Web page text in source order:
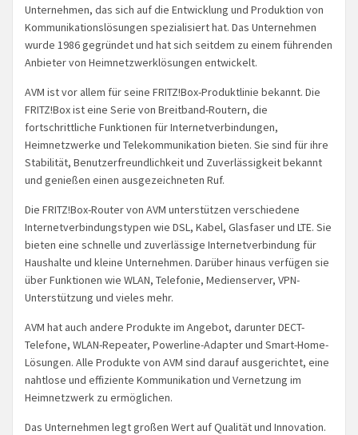
Unternehmen, das sich auf die Entwicklung und Produktion von
Kommunikationslösungen spezialisiert hat. Das Unternehmen
wurde 1986 gegründet und hat sich seitdem zu einem führenden
Anbieter von Heimnetzwerklösungen entwickelt.
AVM ist vor allem für seine FRITZ!Box-Produktlinie bekannt. Die
FRITZ!Box ist eine Serie von Breitband-Routern, die
fortschrittliche Funktionen für Internetverbindungen,
Heimnetzwerke und Telekommunikation bieten. Sie sind für ihre
Stabilität, Benutzerfreundlichkeit und Zuverlässigkeit bekannt
und genießen einen ausgezeichneten Ruf.
Die FRITZ!Box-Router von AVM unterstützen verschiedene
Internetverbindungstypen wie DSL, Kabel, Glasfaser und LTE. Sie
bieten eine schnelle und zuverlässige Internetverbindung für
Haushalte und kleine Unternehmen. Darüber hinaus verfügen sie
über Funktionen wie WLAN, Telefonie, Medienserver, VPN-
Unterstützung und vieles mehr.
AVM hat auch andere Produkte im Angebot, darunter DECT-
Telefone, WLAN-Repeater, Powerline-Adapter und Smart-Home-
Lösungen. Alle Produkte von AVM sind darauf ausgerichtet, eine
nahtlose und effiziente Kommunikation und Vernetzung im
Heimnetzwerk zu ermöglichen.
Das Unternehmen legt großen Wert auf Qualität und Innovation.